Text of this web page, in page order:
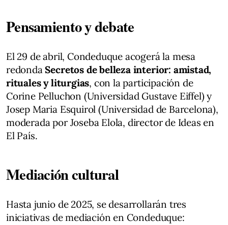
Pensamiento y debate
El 29 de abril, Condeduque acogerá la mesa
redondaSecretos de belleza interior: amistad,
rituales y liturgias, con la participación de
Corine Pelluchon (Universidad Gustave Eiffel) y
Josep Maria Esquirol (Universidad de Barcelona),
moderada por Joseba Elola, director de Ideas en
El País.
Mediación cultural
Hasta junio de 2025, se desarrollarán tres
iniciativas de mediación en Condeduque: